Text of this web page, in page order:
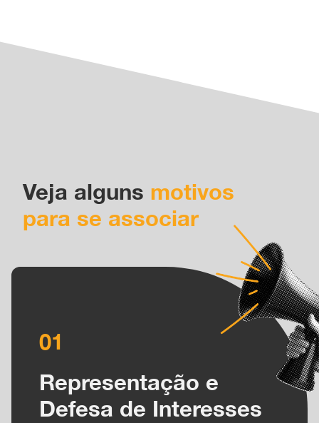
Veja alguns motivos
para se associar
01
Representação e
Defesa de Interesses